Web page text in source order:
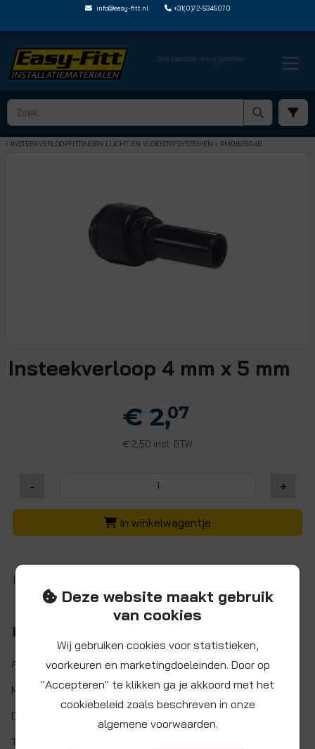
info@easy-fitt.nl +31(0)72-5345070
Ons kantoor is nu gesloten
HOME › SPEEDFIT LUCHT EN VLOEISTOFFEN
› INSTEEKVERLOOPFITTINGEN LUCHT EN VLOEISTOFSYSTEMEN › PM060504E
Insteekverloop 4 mm x 5 mm
€ 2,07
€ 2,50 incl. BTW
- +
In winkelwagentje
Insteekverloop met 5mm spie eind x 4mm insteekfitting
Kenmerken
Artikelnr.: PM060504E
Maat: Ø 4 x 5 mm
Demontabel:
Twist&Lock:
Deze website maakt gebruik
van cookies
Wij gebruiken cookies voor statistieken,
voorkeuren en marketingdoeleinden. Door op
"Accepteren" te klikken ga je akkoord met het
cookiebeleid zoals beschreven in onze
algemene voorwaarden.